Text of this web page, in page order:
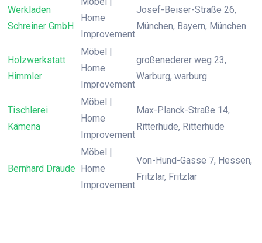
Werkladen
Schreiner GmbH
Home
Improvement
Josef-Beiser-Straße 26,
München, Bayern, München
Holzwerkstatt
Himmler
Möbel |
Home
Improvement
großenederer weg 23,
Warburg, warburg
Tischlerei
Kämena
Möbel |
Home
Improvement
Max-Planck-Straße 14,
Ritterhude, Ritterhude
Bernhard Draude
Möbel |
Home
Improvement
Von-Hund-Gasse 7, Hessen,
Fritzlar, Fritzlar